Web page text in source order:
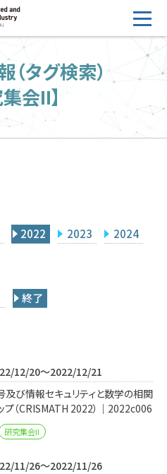
委員専用
アクセス・お問合せ
（タグ検索）
会II】
2022 2023 2024
終了
12/20～2022/12/21
び情報セキュリティと数学の相関
プ（CRISMATH 2022）｜2022c006
研究集会II
11/26～2022/11/26